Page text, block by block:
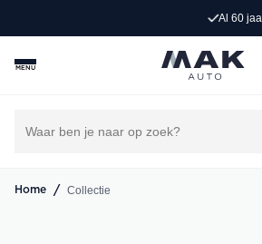
Al 60 jaar specialist in
MENU
Home / Collectie
Exclusieve
Jong gebruikt, grondig gecontroleerd
nieuw avontuur. Ontdek onze collectie